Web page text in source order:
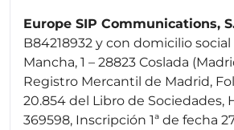
Europe SIP Communications,
B84218932 y con domicilio social
Mancha, 1 – 28823 Coslada
Registro Mercantil de Madrid,
20.854 del Libro de Sociedades,
369598, Inscripción 1ª de fecha